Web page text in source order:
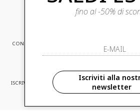
CONSEGNA EXPRESS
ISCRIVITI ED ACCEDI A PROMOZIONI
RISERVATE
fino al -50% di
Iscriviti alla
newsletter